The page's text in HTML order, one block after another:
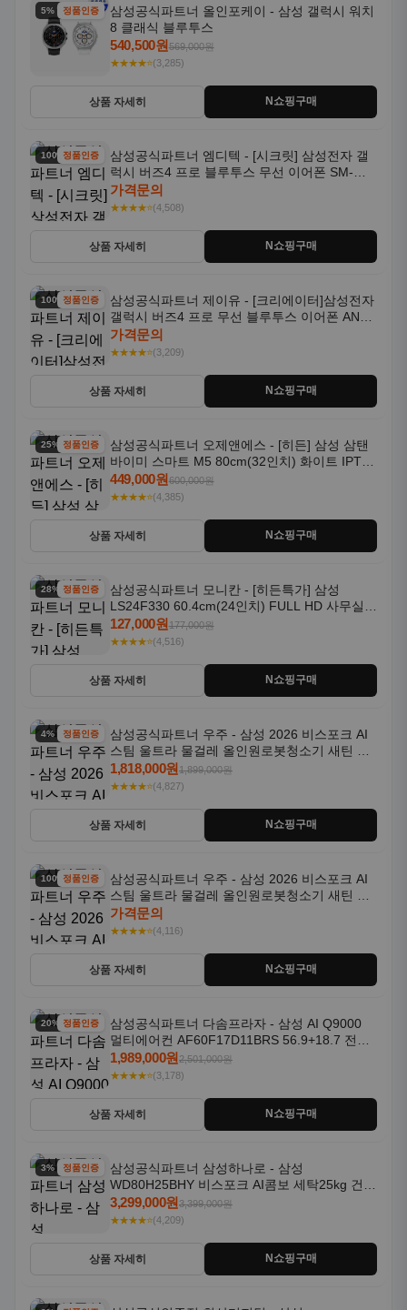
5% 할인정품인증
삼성공식파트너 올인포케이 - 삼성 갤럭시 워치
8 클래식 블루투스
540,500원569,000원
★★★★⭐(3,285)
상품 자세히 N쇼핑구매
100% 할인
정품인증
삼성공식파트너 엠디텍 - [시크릿] 삼성전자 갤
럭시 버즈4 프로 블루투스 무선 이어폰 SM-
R640N
가격문의
★★★★⭐(4,508)
상품 자세히 N쇼핑구매
100% 할인
정품인증
삼성공식파트너 제이유 - [크리에이터]삼성전자
갤럭시 버즈4 프로 무선 블루투스 이어폰 ANC
SM-R640N
가격문의
★★★★⭐(3,209)
상품 자세히 N쇼핑구매
25% 할인정품인증
삼성공식파트너 오제앤에스 - [히든] 삼성 삼탠
바이미 스마트 M5 80cm(32인치) 화이트 IPTV
OTT 패키지
449,000원600,000원
★★★★⭐(4,385)
상품 자세히 N쇼핑구매
28% 할인정품인증
삼성공식파트너 모니칸 - [히든특가] 삼성
LS24F330 60.4cm(24인치) FULL HD 사무실/
컴퓨터 모니터
127,000원177,000원
★★★★⭐(4,516)
상품 자세히 N쇼핑구매
4% 할인정품인증
삼성공식파트너 우주 - 삼성 2026 비스포크 AI
스팀 울트라 물걸레 올인원로봇청소기 새틴 그
레이지 AAG
1,818,000원1,899,000원
★★★★⭐(4,827)
상품 자세히 N쇼핑구매
100% 할인
정품인증
삼성공식파트너 우주 - 삼성 2026 비스포크 AI
스팀 울트라 물걸레 올인원로봇청소기 새틴 차
콜 AAH
가격문의
★★★★⭐(4,116)
상품 자세히 N쇼핑구매
20% 할인정품인증
삼성공식파트너 다솜프라자 - 삼성 AI Q9000
멀티에어컨 AF60F17D11BRS 56.9+18.7 전국
기본설치포함
1,989,000원2,501,000원
★★★★⭐(3,178)
상품 자세히 N쇼핑구매
3% 할인정품인증
삼성공식파트너 삼성하나로 - 삼성
WD80H25BHY 비스포크 AI콤보 세탁25kg 건조
18kg 26년형 일체형 1등급
3,299,000원3,399,000원
★★★★⭐(4,209)
상품 자세히 N쇼핑구매